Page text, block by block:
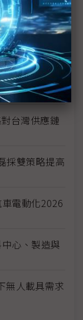
聚焦關鍵礦
力化為英特
台灣供應鏈
採雙策略提高
電動化2026
心、製造與
人載具需求